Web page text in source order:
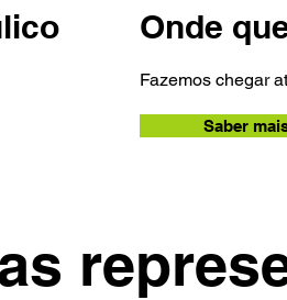
Onde
Fazemos chegar
Saber